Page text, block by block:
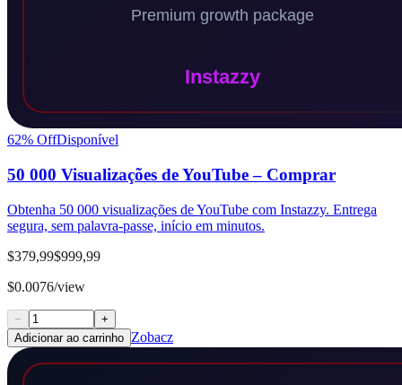
62% OffDisponível
50 000 Visualizações de YouTube – Comprar
Obtenha 50 000 visualizações de YouTube com Instazzy. Entrega
segura, sem palavra-passe, início em minutos.
$379,99$999,99
$0.0076/view
−
+
Adicionar ao carrinho Zobacz